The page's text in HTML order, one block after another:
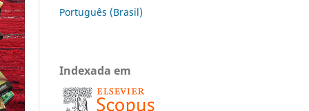
Português (Brasil)
Indexada em